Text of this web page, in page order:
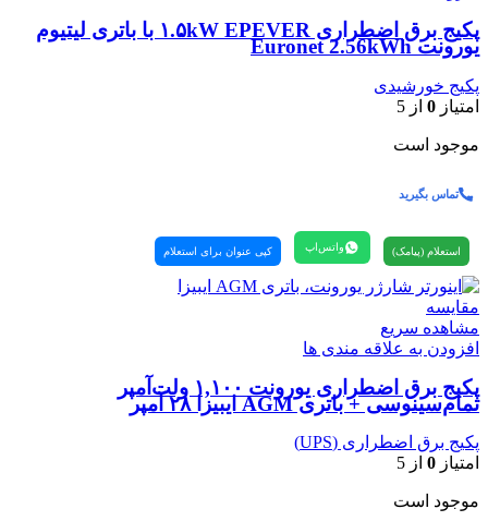
پکیج برق اضطراری ۱.۵kW EPEVER با باتری لیتیوم
یورونت Euronet 2.56kWh
پکیج خورشیدی
امتیاز 0 از 5
موجود است
تماس بگیرید
استعلام (پیامک) واتس‌اپ کپی عنوان برای استعلام
مقایسه
مشاهده سریع
افزودن به علاقه مندی ها
پکیج برق اضطراری یورونت ۱,۱۰۰ ولت‌آمپر
تمام‌سینوسی + باتری AGM ایبیزا ۲۸ آمپر
پکیج برق اضطراری (UPS)
امتیاز 0 از 5
موجود است